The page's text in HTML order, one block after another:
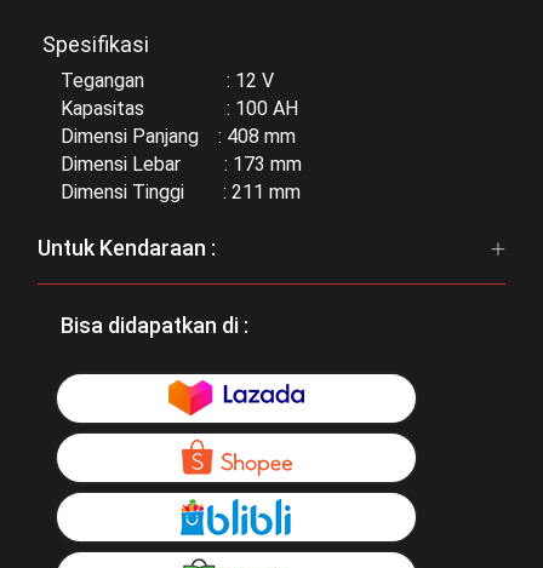
Spesifikasi
Tegangan : 12 V
Kapasitas : 100 AH
Dimensi Panjang : 408 mm
Dimensi Lebar : 173 mm
Dimensi Tinggi : 211 mm
Untuk Kendaraan :
Bisa didapatkan di :